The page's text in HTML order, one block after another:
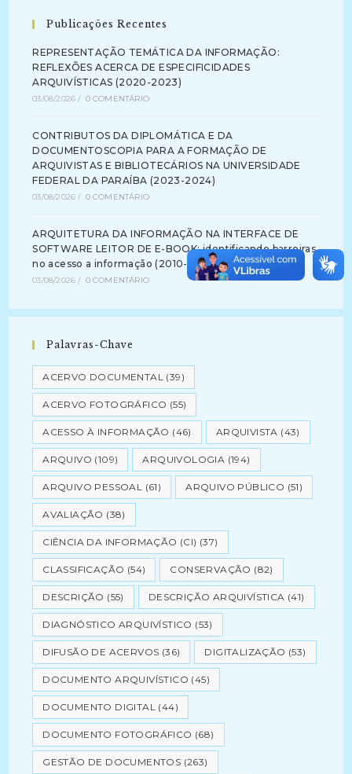
Publicações Recentes
REPRESENTAÇÃO TEMÁTICA DA INFORMAÇÃO:
REFLEXÕES ACERCA DE ESPECIFICIDADES
ARQUIVÍSTICAS (2020-2023)
03/08/2026 / 0 COMENTÁRIO
CONTRIBUTOS DA DIPLOMÁTICA E DA
DOCUMENTOSCOPIA PARA A FORMAÇÃO DE
ARQUIVISTAS E BIBLIOTECÁRIOS NA UNIVERSIDADE
FEDERAL DA PARAÍBA (2023-2024)
03/08/2026 / 0 COMENTÁRIO
ARQUITETURA DA INFORMAÇÃO NA INTERFACE DE
SOFTWARE LEITOR DE E-BOOK: identificando barreiras
no acesso a informação (2010-2012)
03/08/2026 / 0 COMENTÁRIO
Palavras-Chave
ACERVO DOCUMENTAL (39)
ACERVO FOTOGRÁFICO (55)
ACESSO À INFORMAÇÃO (46) ARQUIVISTA (43)
ARQUIVO (109) ARQUIVOLOGIA (194)
ARQUIVO PESSOAL (61) ARQUIVO PÚBLICO (51)
AVALIAÇÃO (38)
CIÊNCIA DA INFORMAÇÃO (CI) (37)
CLASSIFICAÇÃO (54) CONSERVAÇÃO (82)
DESCRIÇÃO (55) DESCRIÇÃO ARQUIVÍSTICA (41)
DIAGNÓSTICO ARQUIVÍSTICO (53)
DIFUSÃO DE ACERVOS (36) DIGITALIZAÇÃO (53)
DOCUMENTO ARQUIVÍSTICO (45)
DOCUMENTO DIGITAL (44)
DOCUMENTO FOTOGRÁFICO (68)
GESTÃO DE DOCUMENTOS (263)